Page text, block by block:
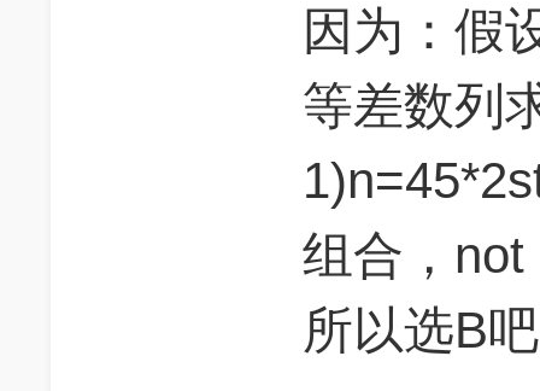
因为：假
等差数列
组合，not
所以选B